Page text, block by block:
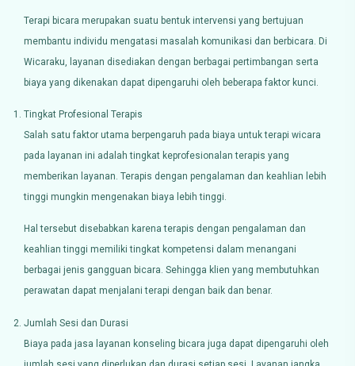
Terapi bicara merupakan suatu bentuk intervensi yang bertujuan
membantu individu mengatasi masalah komunikasi dan berbicara. Di
Wicaraku, layanan disediakan dengan berbagai pertimbangan serta
biaya yang dikenakan dapat dipengaruhi oleh beberapa faktor kunci.
Tingkat Profesional Terapis
Salah satu faktor utama berpengaruh pada biaya untuk terapi wicara
pada layanan ini adalah tingkat keprofesionalan terapis yang
memberikan layanan. Terapis dengan pengalaman dan keahlian lebih
tinggi mungkin mengenakan biaya lebih tinggi.
Hal tersebut disebabkan karena terapis dengan pengalaman dan
keahlian tinggi memiliki tingkat kompetensi dalam menangani
berbagai jenis gangguan bicara. Sehingga klien yang membutuhkan
perawatan dapat menjalani terapi dengan baik dan benar.
Jumlah Sesi dan Durasi
Biaya pada jasa layanan konseling bicara juga dapat dipengaruhi oleh